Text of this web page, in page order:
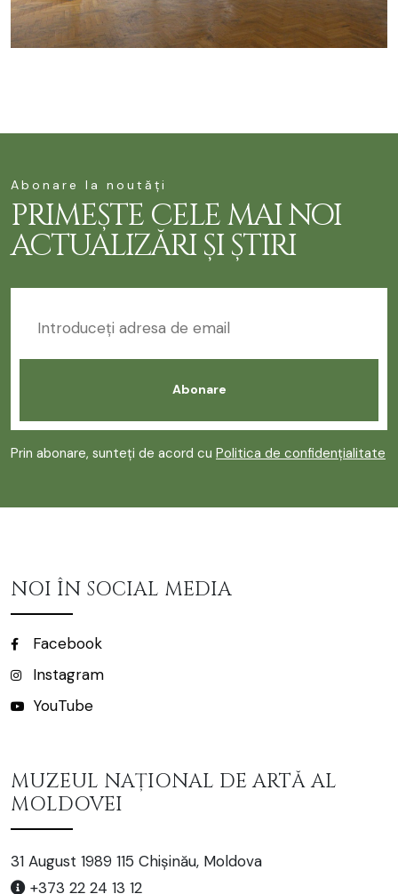
Abonare la noutăți
PRIMEȘTE CELE MAI NOI
ACTUALIZĂRI ȘI ȘTIRI
Prin abonare, sunteți de acord cu Politica de confidențialitate
NOI ÎN SOCIAL MEDIA
Facebook
Instagram
YouTube
MUZEUL NAȚIONAL DE ARTĂ AL
MOLDOVEI
31 August 1989 115 Chișinău, Moldova
+373 22 24 13 12